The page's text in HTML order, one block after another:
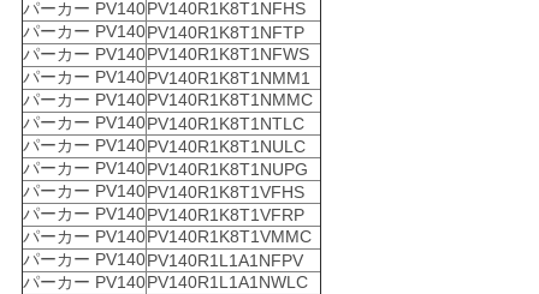
パーカー PV140PV140R1K8T1NFHS
パーカー PV140PV140R1K8T1NFTP
パーカー PV140PV140R1K8T1NFWS
パーカー PV140PV140R1K8T1NMM1
パーカー PV140PV140R1K8T1NMMC
パーカー PV140PV140R1K8T1NTLC
パーカー PV140PV140R1K8T1NULC
パーカー PV140PV140R1K8T1NUPG
パーカー PV140PV140R1K8T1VFHS
パーカー PV140PV140R1K8T1VFRP
パーカー PV140PV140R1K8T1VMMC
パーカー PV140PV140R1L1A1NFPV
パーカー PV140PV140R1L1A1NWLC